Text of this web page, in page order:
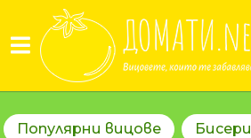
Популярни вицове Бисери